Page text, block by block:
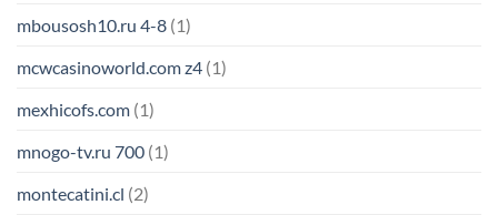
mbousosh10.ru 4-8 (1)
mcwcasinoworld.com z4 (1)
mexhicofs.com (1)
mnogo-tv.ru 700 (1)
montecatini.cl (2)